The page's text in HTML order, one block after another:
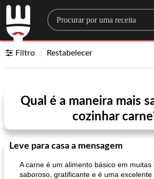
Search for a recipe
Filtro Restabelecer
Qual é a maneira mais
cozinhar
Leve para casa a mensagem
A carne é um alimento básico em muitas
saboroso, gratificante e é uma excelente